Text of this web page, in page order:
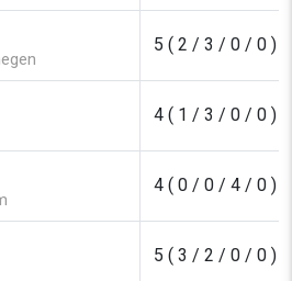
5 ( 2 / 3 / 0 / 0 )
4 ( 1 / 3 / 0 / 0 )
4 ( 0 / 0 / 4 / 0 )
5 ( 3 / 2 / 0 / 0 )